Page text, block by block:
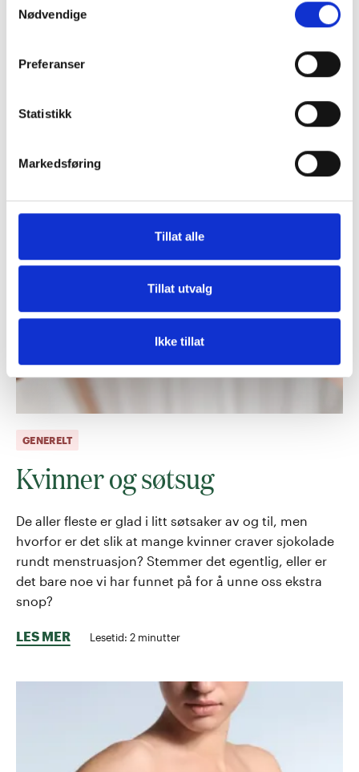
Nødvendige
Preferanser
Statistikk
Markedsføring
Tillat alle
Tillat utvalg
Ikke tillat
LES MER
GENERELT
Kvinner og søtsug
De aller fleste er glad i litt søtsaker av og til, men
hvorfor er det slik at mange kvinner craver sjokolade
rundt menstruasjon? Stemmer det egentlig, eller er
det bare noe vi har funnet på for å unne oss ekstra
snop?
LES MER Lesetid: 2 minutter